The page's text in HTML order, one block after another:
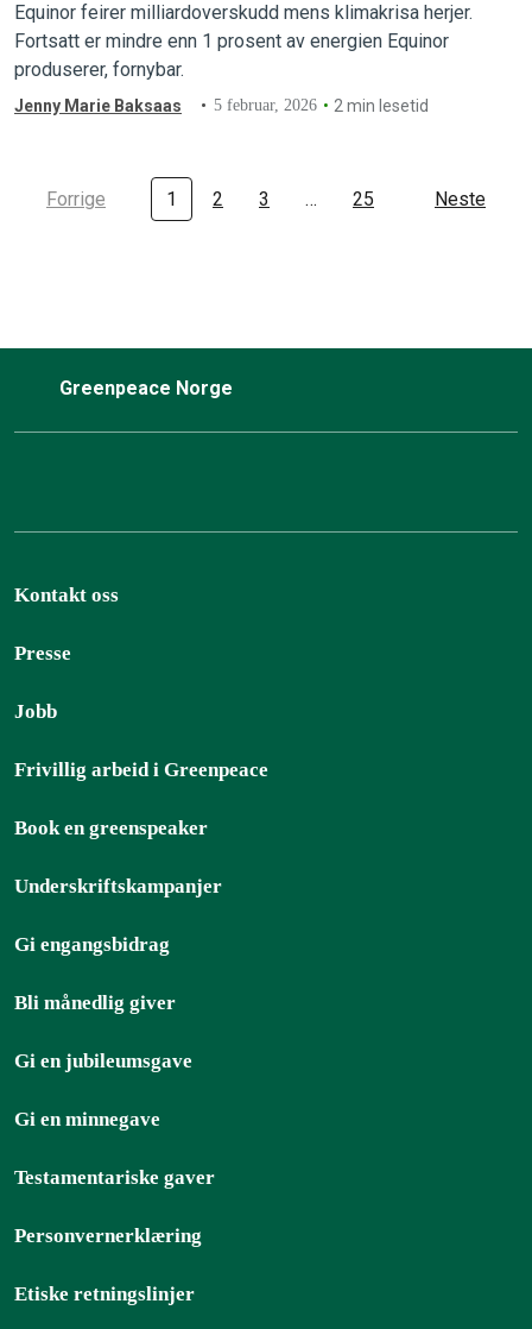
Equinor feirer milliardoverskudd mens klimakrisa herjer.
Fortsatt er mindre enn 1 prosent av energien Equinor
produserer, fornybar.
Jenny Marie Baksaas 5 februar, 2026 2 min lesetid
Forrige 1 2 3 … 25 Neste
Greenpeace Norge
Kontakt oss
Presse
Jobb
Frivillig arbeid i Greenpeace
Book en greenspeaker
Underskriftskampanjer
Gi engangsbidrag
Bli månedlig giver
Gi en jubileumsgave
Gi en minnegave
Testamentariske gaver
Personvernerklæring
Etiske retningslinjer